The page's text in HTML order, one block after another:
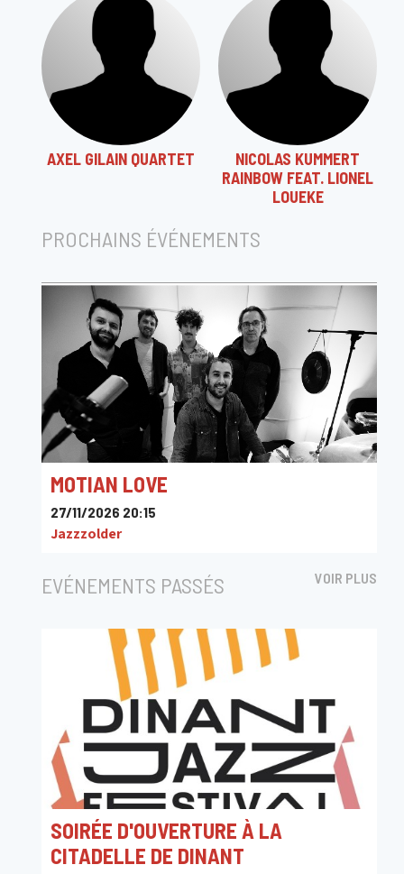
AXEL GILAIN QUARTET
NICOLAS KUMMERT
RAINBOW FEAT. LIONEL
LOUEKE
PROCHAINS ÉVÉNEMENTS
MOTIAN LOVE
27/11/2026 20:15
Jazzzolder
EVÉNEMENTS PASSÉS VOIR PLUS
SOIRÉE D'OUVERTURE À LA
CITADELLE DE DINANT